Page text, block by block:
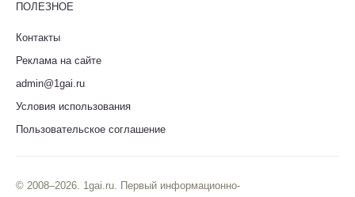
ПОЛЕЗНОЕ
Контакты
Реклама на сайте
admin@1gai.ru
Условия использования
Пользовательское соглашение
© 2008–2026. 1gai.ru. Первый информационно-